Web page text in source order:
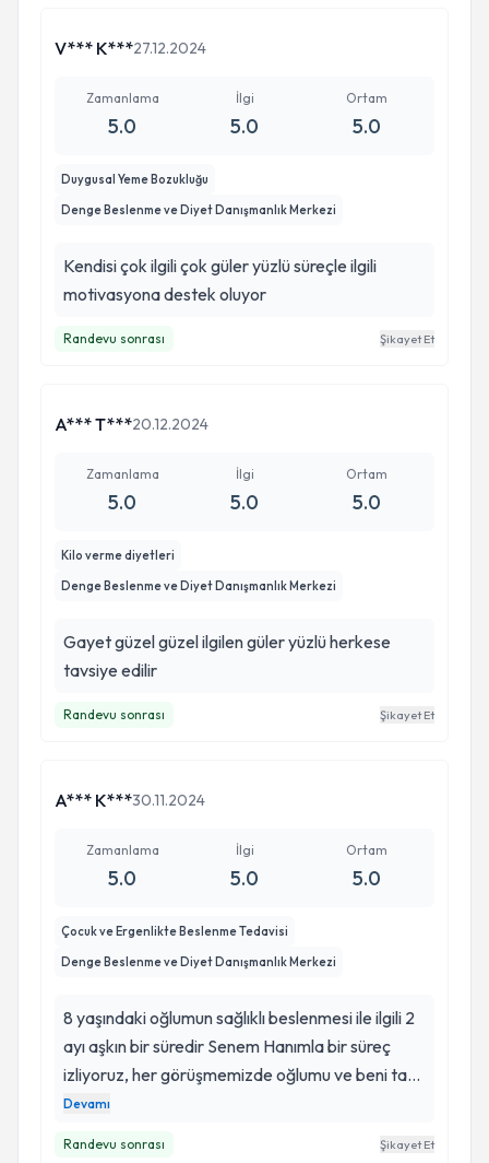
Sempozyumu
2018 SAYORG/Sağlık Sektörü Zirvesi
V*** K***27.12.2024
Zamanlama
5.0
İlgi
5.0
Ortam
5.0
Duygusal Yeme Bozukluğu
Denge Beslenme ve Diyet Danışmanlık Merkezi
Kendisi çok ilgili çok güler yüzlü süreçle ilgili
motivasyona destek oluyor
Randevu sonrası Şikayet Et
A*** T***20.12.2024
Zamanlama
5.0
İlgi
5.0
Ortam
5.0
Kilo verme diyetleri
Denge Beslenme ve Diyet Danışmanlık Merkezi
Gayet güzel güzel ilgilen güler yüzlü herkese
tavsiye edilir
Randevu sonrası Şikayet Et
A*** K***30.11.2024
Zamanlama
5.0
İlgi
5.0
Ortam
5.0
Çocuk ve Ergenlikte Beslenme Tedavisi
Denge Beslenme ve Diyet Danışmanlık Merkezi
8 yaşındaki oğlumun sağlıklı beslenmesi ile ilgili 2
ayı aşkın bir süredir Senem Hanımla bir süreç
izliyoruz, her görüşmemizde oğlumu ve beni tatlı
dili ve ilgisi ile karşılayıp, alanında uzmanlığı ile
Devamı
Randevu sonrası Şikayet Et